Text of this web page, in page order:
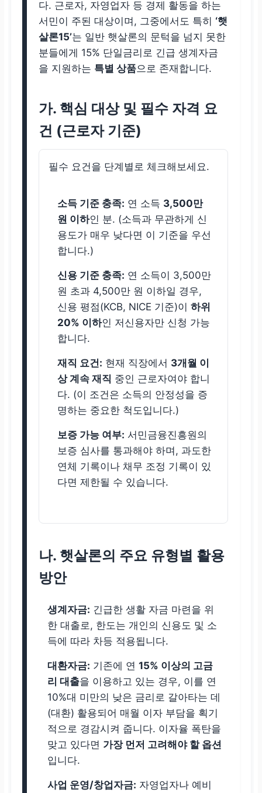
다. 근로자, 자영업자 등 경제 활동을 하는
서민이 주된 대상이며, 그중에서도 특히 ‘햇
살론15’는 일반 햇살론의 문턱을 넘지 못한
분들에게 15% 단일금리로 긴급 생계자금
을 지원하는 특별 상품으로 존재합니다.
가. 핵심 대상 및 필수 자격 요
건 (근로자 기준)
필수 요건을 단계별로 체크해보세요.
소득 기준 충족: 연 소득 3,500만
원 이하인 분. (소득과 무관하게 신
용도가 매우 낮다면 이 기준을 우선
합니다.)
신용 기준 충족: 연 소득이 3,500만
원 초과 4,500만 원 이하일 경우,
신용 평점(KCB, NICE 기준)이하위
20% 이하인 저신용자만 신청 가능
합니다.
재직 요건: 현재 직장에서 3개월 이
상 계속 재직 중인 근로자여야 합니
다. (이 조건은 소득의 안정성을 증
명하는 중요한 척도입니다.)
보증 가능 여부: 서민금융진흥원의
보증 심사를 통과해야 하며, 과도한
연체 기록이나 채무 조정 기록이 있
다면 제한될 수 있습니다.
나. 햇살론의 주요 유형별 활용
방안
생계자금: 긴급한 생활 자금 마련을 위
한 대출로, 한도는 개인의 신용도 및 소
득에 따라 차등 적용됩니다.
대환자금: 기존에 연15% 이상의 고금
리 대출을 이용하고 있는 경우, 이를 연
10%대 미만의 낮은 금리로 갈아타는 데
(대환) 활용되어 매월 이자 부담을 획기
적으로 경감시켜 줍니다. 이자율 폭탄을
맞고 있다면 가장 먼저 고려해야 할 옵션
입니다.
사업 운영/창업자금: 자영업자나 예비